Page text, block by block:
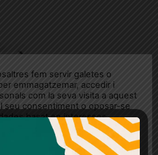
fem servir galetes o
emmagatzemar, accedir i
com la seva visita a aquest
seu consentiment o oposar-se
basat en interessos
moment fent clic a "Ajustos de
Política de privacitat en aquest
dones el teu